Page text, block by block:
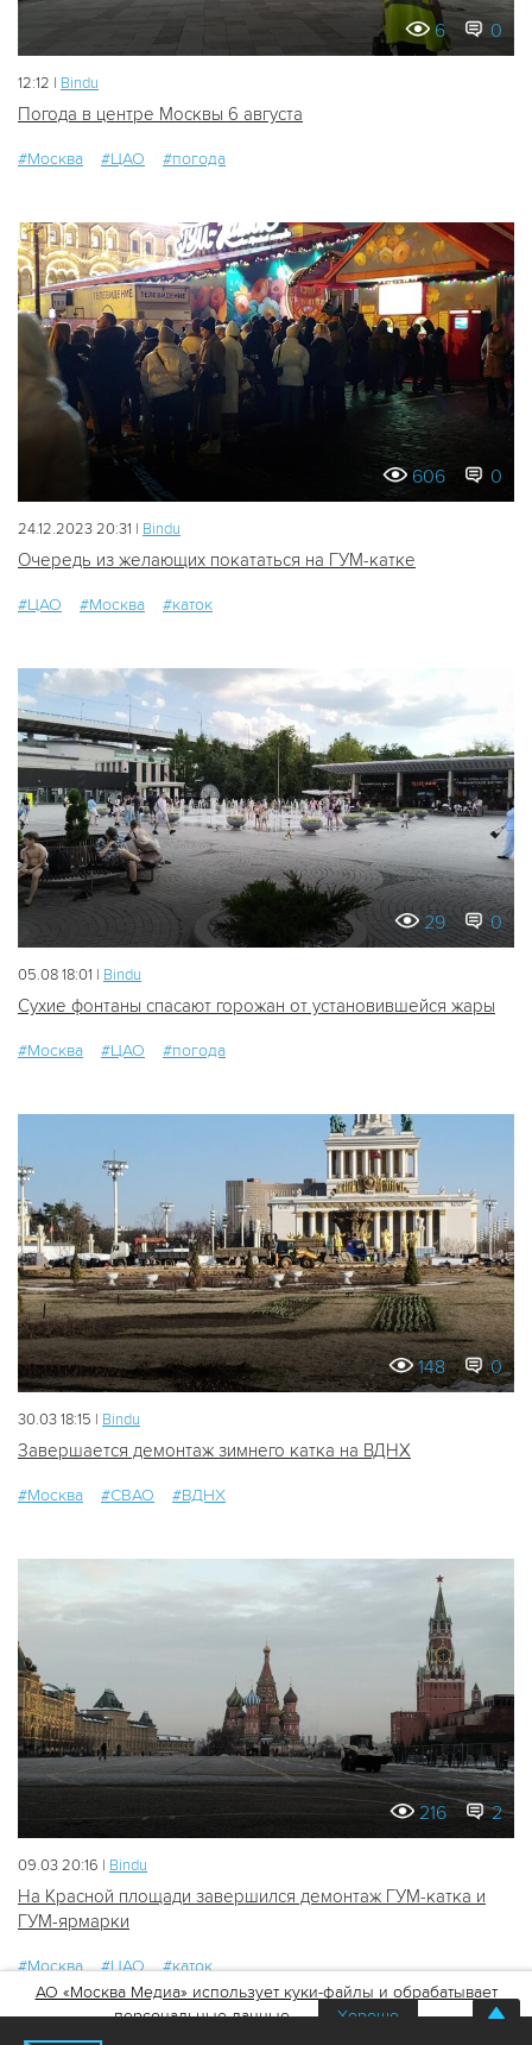
6 0
12:12 | Bindu
Погода в центре Москвы 6 августа
#Москва #ЦАО #погода
606 0
24.12.2023 20:31 | Bindu
Очередь из желающих покататься на ГУМ-катке
#ЦАО #Москва #каток
29 0
05.08 18:01 | Bindu
Сухие фонтаны спасают горожан от установившейся жары
#Москва #ЦАО #погода
148 0
30.03 18:15 | Bindu
Завершается демонтаж зимнего катка на ВДНХ
#Москва #СВАО #ВДНХ
216 2
09.03 20:16 | Bindu
На Красной площади завершился демонтаж ГУМ-катка и
ГУМ-ярмарки
#Москва #ЦАО
#каток
АО «Москва Медиа» использует куки-файлы и обрабатывает
персональные данные
Хорошо